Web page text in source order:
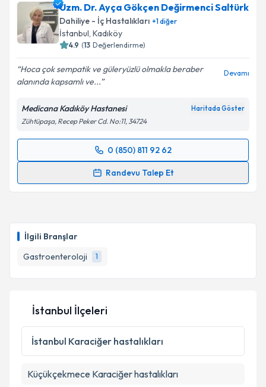
İlgili Branşlar
Gastroenteroloji
1
Doç. Dr. Salih Tokmakiçin randevu takvimi talebi
oluşturun. Size bu uzmandan randevu almanız için bir
takvim hazırlandığında e-posta ile bilgilendireceğiz.
Kişisel verilerimin işlenmesine ilişkin
Aydınlatma
Metni'ni okudum ve kişisel verilerimin belirtilen
kapsamda işlenmesini kabul ediyorum.
Takvim Talebini Gönder
Uzm. Dr. Ayça Gökçen Değirmenci Saltürk
Dahiliye - İç Hastalıkları +1diğer
İstanbul, Kadıköy
4.9 (13 Değerlendirme)
Hoca çok sempatik ve güleryüzlü olmakla beraber
alanında kapsamlı ve...
Devamı
Medicana Kadıköy Hastanesi Haritada Göster
Zühtüpaşa, Recep Peker Cd. No:11, 34724
0 (850) 811 92 62
Randevu Talep Et
Randevu Takvimi Talebi
posta ile bilgilendireceğiz.
E-posta Adresiniz
Kişisel verilerimin işlenmesine ilişkin
Metni'ni okudum ve kişisel verilerimin belirtilen
kapsamda işlenmesini kabul ediyorum.
Takvim Talebini Gönder
İstanbul İlçeleri
İstanbul Karaciğer hastalıkları
Küçükçekmece Karaciğer hastalıkları